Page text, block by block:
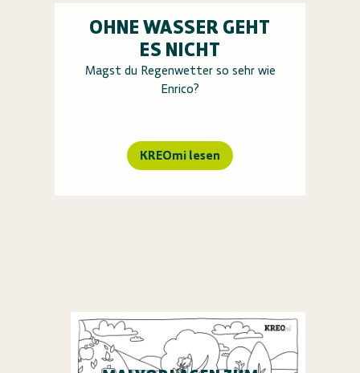
OHNE WASSER GEHT
ES NICHT
Magst du Regenwetter so sehr wie
Enrico?
KREOmi lesen